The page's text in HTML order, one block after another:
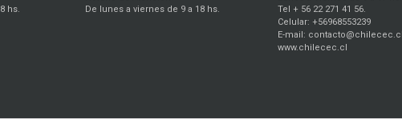
hs.
De lunes a viernes de 9 a 18 hs.
Tel + 56 22 271 41 56.
Celular: +56968553239
E-mail: contacto@chilecec.cl
www.chilecec.cl